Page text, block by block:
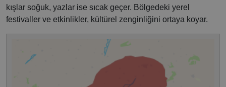
kışlar soğuk, yazlar ise sıcak geçer. Bölgedeki yerel
festivaller ve etkinlikler, kültürel zenginliğini ortaya koyar.